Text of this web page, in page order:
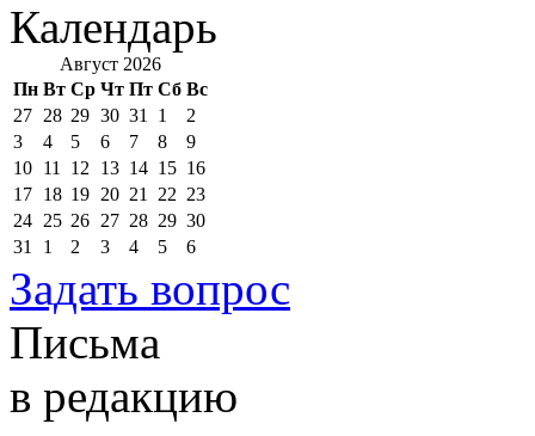
Календарь
Август 2026
Пн Вт Ср Чт Пт Сб Вс
27 28 29 30 31 1
2
3
4 5 6 7 8
9
10 11 12 13 14 15 16
17 18 19 20 21 22 23
24 25 26 27 28 29 30
31
1 2 3 4 5 6
Задать вопрос
Письма
в редакцию